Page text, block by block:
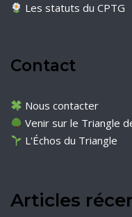
Les statuts du CPTG
Contact
Nous contacter
Venir sur le Triangle
L'Échos du Triangle
Articles